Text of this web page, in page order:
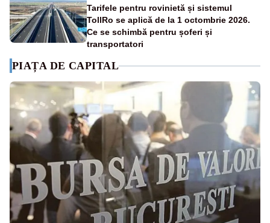
Tarifele pentru rovinietă și sistemul
TollRo se aplică de la 1 octombrie 2026.
Ce se schimbă pentru șoferi și
transportatori
PIAȚA DE CAPITAL